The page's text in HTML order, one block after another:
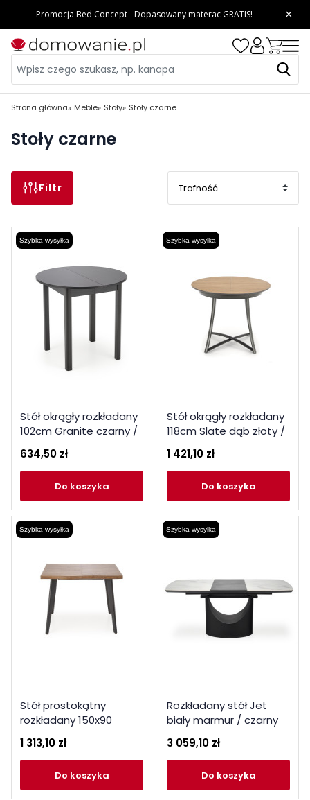
Strona główna Meble Stoły Stoły czarne
Stoły czarne
Filtr
Szybka wysyłka
Stół okrągły rozkładany
102cm Granite czarny /
634,50 zł
do koszyka
Szybka wysyłka
Stół okrągły rozkładany
118cm Slate dąb złoty /
1 421,10 zł
do koszyka
Szybka wysyłka
Stół prostokątny
rozkładany 150x90
/ czarne nogi
1 313,10 zł
do koszyka
Szybka wysyłka
Rozkładany stół Jet
biały marmur / czarny
3 059,10 zł
do koszyka